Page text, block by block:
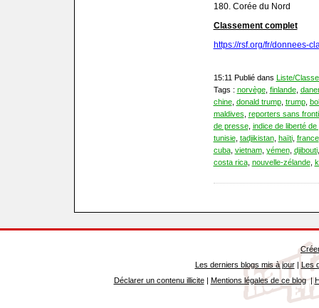
180. Corée du Nord
Classement complet
https://rsf.org/fr/donnees-
15:11 Publié dans Liste/
Tags : norvège, finlande,
chine, donald trump, trump,
maldives reporters sans
de presse, indice de liberté
tunisie, tadjikistan, haïti, france
cuba, vietnam, yémen, djibouti
costa rica, nouvelle-zélande,
Les derniers blogs mis à jour| Les
Déclarer un contenu illicite| Mentions légales de ce blog|